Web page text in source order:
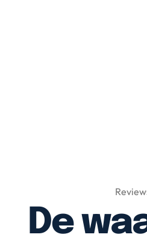
De